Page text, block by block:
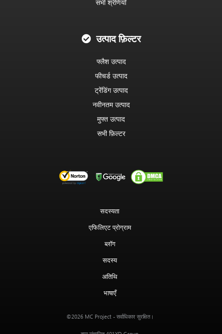
सभी श्रेणियाँ
उत्पाद फ़िल्टर
फ्लैश उत्पाद
फीचर्ड उत्पाद
ट्रेंडिंग उत्पाद
नवीनतम उत्पाद
मुफ्त उत्पाद
सभी फ़िल्टर
सदस्यता
एफिलिएट प्रोग्राम
ब्लॉग
सदस्य
अतिथि
भाषाएँ
©2026 MC Project - सर्वाधिकार सुरक्षित।